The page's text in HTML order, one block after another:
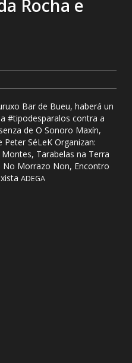
Rocha e
Bar de Bueu, haberá un
#tipodesparalos contra a
de O Sonoro Maxín,
SéLeK Organizan:
Tarabelas na Terra
Morrazo Non, Encontro
ADEGA